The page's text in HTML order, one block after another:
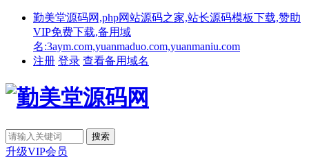
勤美堂源码网,php网站源码之家,站长源码模板下载,赞助
VIP免费下载,备用域
名:3aym.com,yuanmaduo.com,yuanmaniu.com
注册 登录 查看备用域名
升级VIP会员